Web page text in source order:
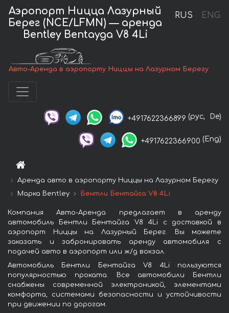
RUS ENG
Аэропорт Ницца Лазурный
Берег (NCE/LFMN) — аренда
Bentley Bentayga V8 4Li
Авто-Аренда в аэропорту Ниццы на Лазурном Берегу
+4917622366899 (рус, De)
+4917622366900 (Eng)
Аренда авто в аэропорту Ниццы на Лазурном Берегу
Марка Bentley
Бентли Бентайга V8 4Li
Компания Авто-Аренда предлагает в аренду
автомобиль Бентли Бентайга V8 4Li с доставкой в
аэропорт Ниццы на Лазурный Берег. Вы можете
заказать и забронировать аренду автомобиля с
подачей авто в аэропорт или ж/д вокзал.
Автомобиль Бентли Бентайга V8 4Li пользуются
популярностью проката. Все автомобили Бентли
снабжены современной электроникой, элементами
комфорта, системами безопасности и устойчивости
при движении по дорогам.